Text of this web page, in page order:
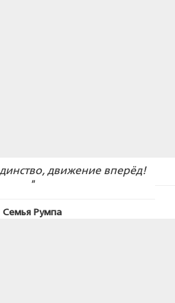
движение вперëд!
"
Семья Румпа